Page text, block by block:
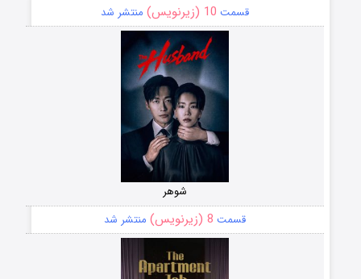
قسمت 10 (زیرنویس) منتشر شد
شوهر
قسمت 8 (زیرنویس) منتشر شد